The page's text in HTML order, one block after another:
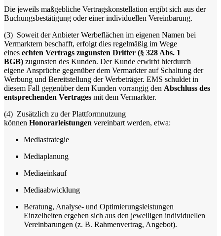
Die jeweils maßgebliche Vertragskonstellation ergibt sich aus der
Buchungsbestätigung oder einer individuellen Vereinbarung.
(3) Soweit der Anbieter Werbeflächen im eigenen Namen bei
Vermarktern beschafft, erfolgt dies regelmäßig im Wege
eines echten Vertrags zugunsten Dritter (§ 328 Abs. 1
BGB) zugunsten des Kunden. Der Kunde erwirbt hierdurch
eigene Ansprüche gegenüber dem Vermarkter auf Schaltung der
Werbung und Bereitstellung der Werbeträger. EMS schuldet in
diesem Fall gegenüber dem Kunden vorrangig den Abschluss des
entsprechenden Vertrages mit dem Vermarkter.
(4) Zusätzlich zu der Plattformnutzung
können Honorarleistungen vereinbart werden, etwa:
Mediastrategie
Mediaplanung
Mediaeinkauf
Mediaabwicklung
Beratung, Analyse- und Optimierungsleistungen
Einzelheiten ergeben sich aus den jeweiligen individuellen
Vereinbarungen (z. B. Rahmenvertrag, Angebot).